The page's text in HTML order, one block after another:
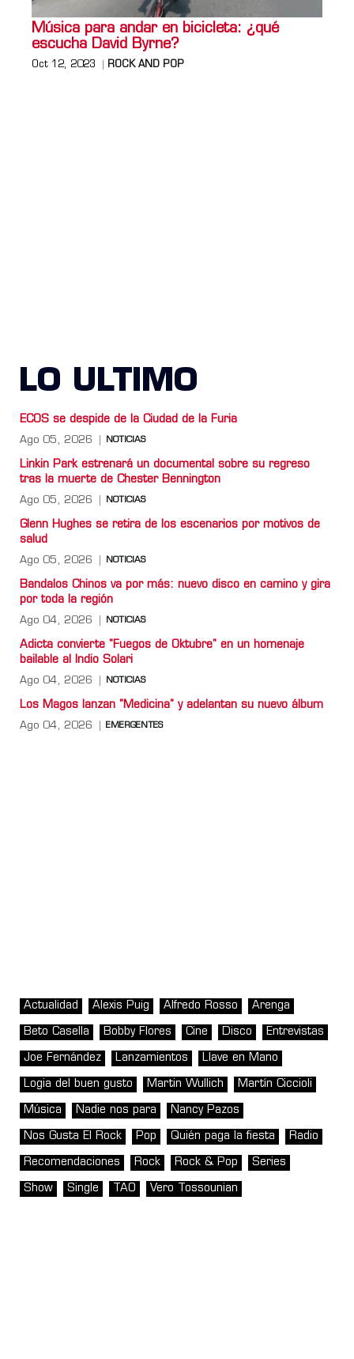
Música para andar en bicicleta: ¿qué
escucha David Byrne?
Oct 12, 2023 ROCK AND POP
LO ULTIMO
ECOS se despide de la Ciudad de la Furia
Ago 05, 2026 NOTICIAS
Linkin Park estrenará un documental sobre su regreso
tras la muerte de Chester Bennington
Ago 05, 2026 NOTICIAS
Glenn Hughes se retira de los escenarios por motivos de
salud
Ago 05, 2026 NOTICIAS
Bandalos Chinos va por más: nuevo disco en camino y gira
por toda la región
Ago 04, 2026 NOTICIAS
Adicta convierte "Fuegos de Oktubre" en un homenaje
bailable al Indio Solari
Ago 04, 2026 NOTICIAS
Los Magos lanzan "Medicina" y adelantan su nuevo álbum
Ago 04, 2026 EMERGENTES
Actualidad Alexis Puig Alfredo Rosso Arenga
Beto Casella Bobby Flores Cine Disco Entrevistas
Joe Fernández Lanzamientos Llave en Mano
Logia del buen gusto Martin Wullich Martín Ciccioli
Música Nadie nos para Nancy Pazos
Nos Gusta El Rock Pop Quién paga la fiesta Radio
Recomendaciones Rock Rock & Pop Series
Show Single TAO Vero Tossounian